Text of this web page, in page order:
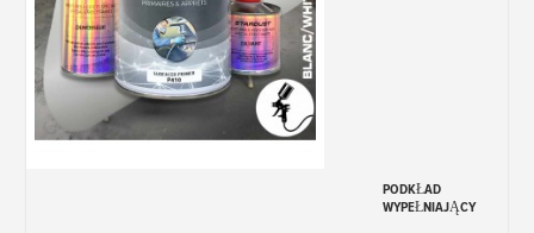
Produkt ten służy również jako mocny,
błyszczący lakier wykończeniowy.
Dla innych rodzajów przynęt:
Jeśli przynęty metalowe (żelazne lub
nieżelazne) lub nawet ołowiane są
pomalowane, ważne jest, aby nałożyć
PODKŁAD
WYPEŁNIAJĄCY